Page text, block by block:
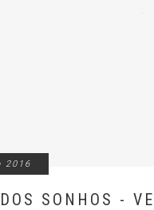
2016
SONHOS -